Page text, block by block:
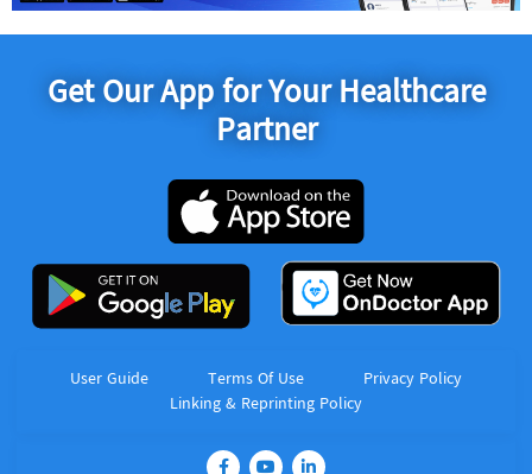
Get Our App for Your Healthcare
Partner
User Guide Terms Of Use
Privacy Policy
Linking & Reprinting Policy